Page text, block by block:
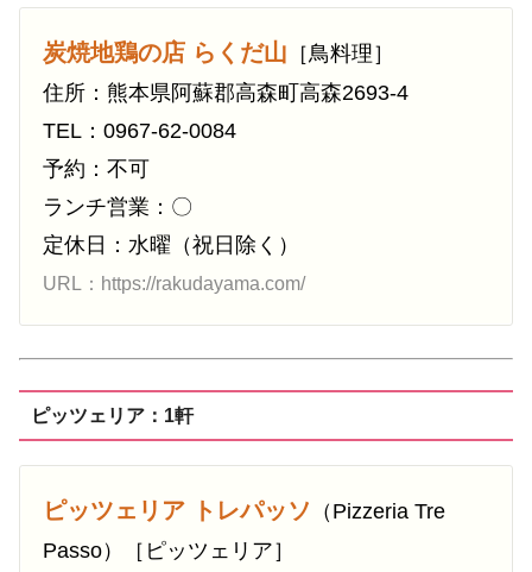
炭焼地鶏の店 らくだ山 ［鳥料理］
住所：熊本県阿蘇郡高森町高森2693-4
TEL：0967-62-0084
予約：不可
ランチ営業：〇
定休日：水曜（祝日除く）
URL：https://rakudayama.com/
ピッツェリア：1軒
ピッツェリア トレパッソ （Pizzeria Tre
Passo）［ピッツェリア］